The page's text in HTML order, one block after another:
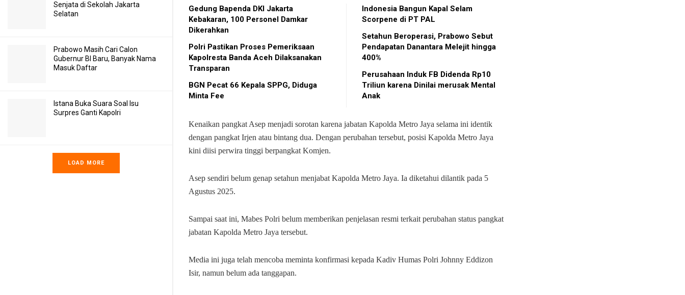
Senjata di Sekolah Jakarta
Selatan
Prabowo Masih Cari Calon
Gubernur BI Baru, Banyak Nama
Masuk Daftar
Istana Buka Suara Soal Isu
Surpres Ganti Kapolri
LOAD MORE
Gedung Bapenda DKI Jakarta
Kebakaran, 100 Personel Damkar
Dikerahkan
Polri Pastikan Proses Pemeriksaan
Kapolresta Banda Aceh Dilaksanakan
Transparan
BGN Pecat 66 Kepala SPPG, Diduga
Minta Fee
Indonesia Bangun Kapal Selam
Scorpene di PT PAL
Setahun Beroperasi, Prabowo Sebut
Pendapatan Danantara Melejit hingga
400%
Perusahaan Induk FB Didenda Rp10
Triliun karena Dinilai merusak Mental
Anak
Kenaikan pangkat Asep menjadi sorotan karena jabatan Kapolda Metro Jaya selama ini identik
dengan pangkat Irjen atau bintang dua. Dengan perubahan tersebut, posisi Kapolda Metro Jaya
kini diisi perwira tinggi berpangkat Komjen.
Asep sendiri belum genap setahun menjabat Kapolda Metro Jaya. Ia diketahui dilantik pada 5
Agustus 2025.
Sampai saat ini, Mabes Polri belum memberikan penjelasan resmi terkait perubahan status pangkat
jabatan Kapolda Metro Jaya tersebut.
Media ini juga telah mencoba meminta konfirmasi kepada Kadiv Humas Polri Johnny Eddizon
Isir, namun belum ada tanggapan.